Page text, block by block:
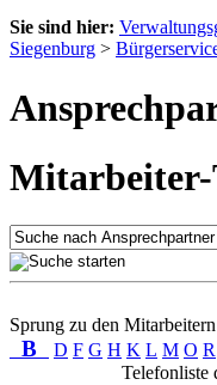
Sie sind hier:
Siegenburg >
Mitarbeiter-
Sprung zu den
B D F G H K L M O R
Telefonliste